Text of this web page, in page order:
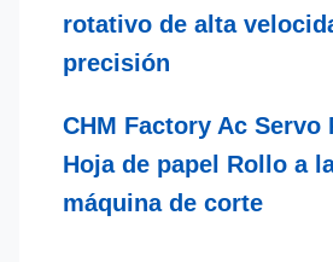
rotativo de alta
precisión
CHM Factory Ac Servo
Hoja de papel Rollo a
máquina de corte